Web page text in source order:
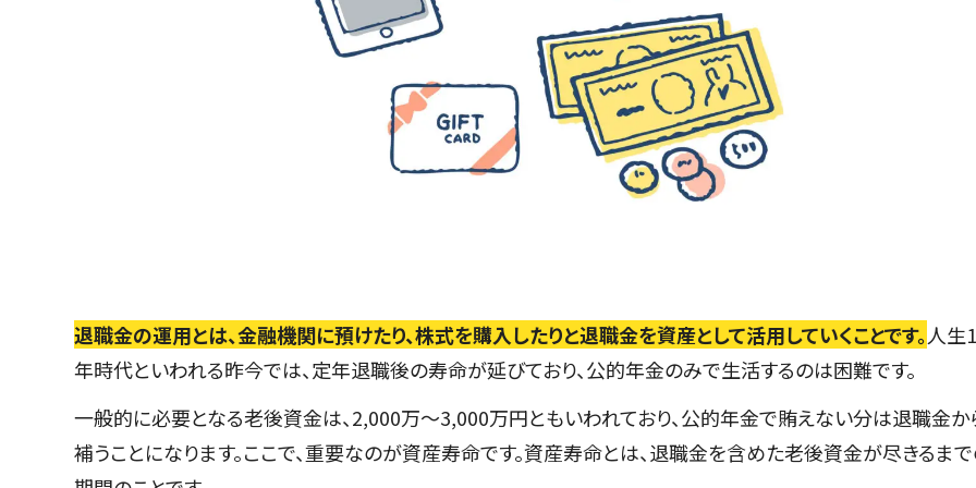
退職金の運用とは、金融機関に預けたり、株式を購入したりと退職金を資産として活用していくことです。人生
年時代といわれる昨今では、定年退職後の寿命が延びており、公的年金のみで生活するのは困難です。
一般的に必要となる老後資金は、2,000万～3,000万円ともいわれており、公的年金で賄えない分は退職金か
補うことになります。ここで、重要なのが資産寿命です。資産寿命とは、退職金を含めた老後資金が尽きるま